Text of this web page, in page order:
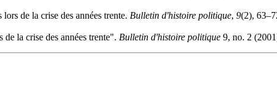
de la crise des années trente. Bulletin d'histoire politique, 9(2),
la crise des années trente". Bulletin d'histoire politique 9, no. 2